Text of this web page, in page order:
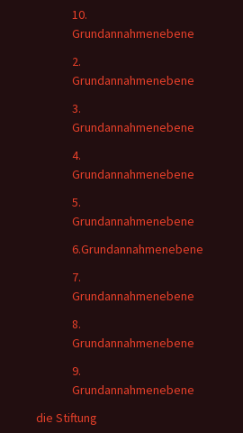
10.
Grundannahmenebene
2.
Grundannahmenebene
3.
Grundannahmenebene
4.
Grundannahmenebene
5.
Grundannahmenebene
6.Grundannahmenebene
7.
Grundannahmenebene
8.
Grundannahmenebene
9.
Grundannahmenebene
die Stiftung